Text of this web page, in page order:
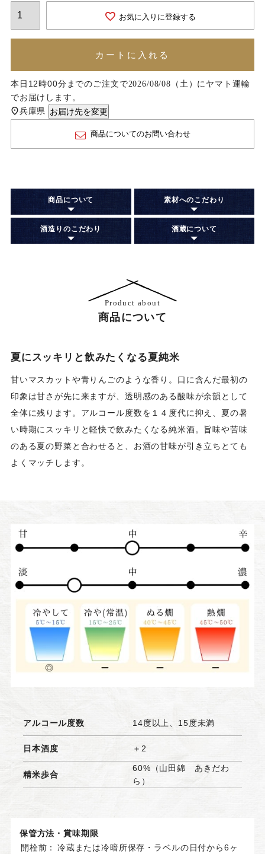
お気に入りに登録する
カートに入れる
本日 12時00分 までのご注文で2026/08/08（土） に ヤマト運輸
でお届けします。
兵庫県
お届け先を変更
商品についてのお問い合わせ
商品について 素材へのこだわり
酒造りのこだわり 酒蔵について
Product about
商品について
夏にスッキリと飲みたくなる夏純米
甘いマスカットや青りんごのような香り。口に含んだ最初の
印象は甘さが先に来ますが、透明感のある酸味が余韻として
全体に残ります。アルコール度数を１４度代に抑え、夏の暑
い時期にスッキリと軽快で飲みたくなる純米酒。旨味や苦味
のある夏の野菜と合わせると、お酒の甘味が引き立ちとても
よくマッチします。
アルコール度数 14度以上、15度未満
日本酒度 ＋2
精米歩合
60%（山田錦 あきだわ
ら）
保管方法・賞味期限
開栓前：
冷蔵または冷暗所保存・ラベルの日付から6ヶ